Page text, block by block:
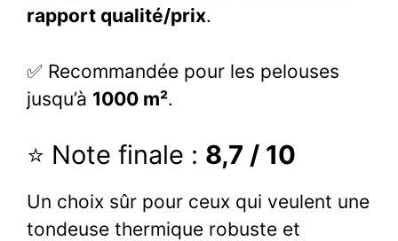
rapport qualité/prix.
✅ Recommandée pour les pelouses
jusqu’à 1000 m².
⭐ Note finale : 8,7 / 10
Un choix sûr pour ceux qui veulent une
tondeuse thermique robuste et